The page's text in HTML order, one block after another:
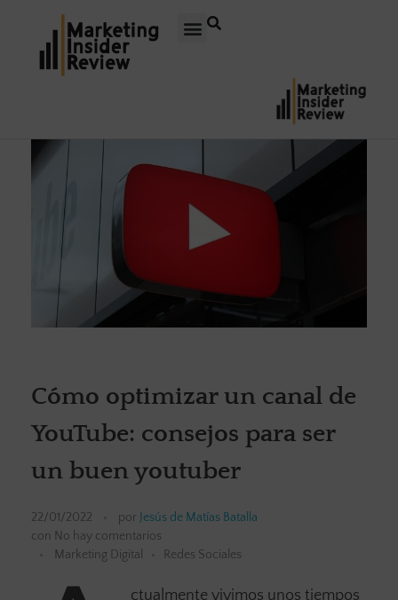
Cómo optimizar un canal de
YouTube: consejos para ser
un buen youtuber
22/01/2022 por Jesús de Matías Batalla
con No hay comentarios
Marketing Digital
Redes Sociales
ctualmente vivimos unos tiempos